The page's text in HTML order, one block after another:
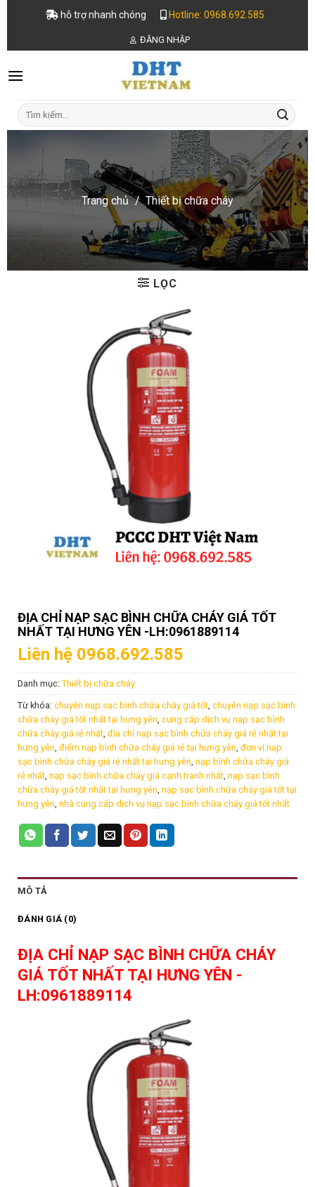
hỗ trợ nhanh chóng Hotline: 0968.692.585
ĐĂNG NHẬP
Tìm
kiếm:
Trang chủ / Thiết bị chữa cháy
LỌC
ĐỊA CHỈ NẠP SẠC BÌNH CHỮA CHÁY GIÁ TỐT
NHẤT TẠI HƯNG YÊN -LH:0961889114
Liên hệ 0968.692.585
Danh mục: Thiết bị chữa cháy
Từ khóa: chuyên nạp sạc bình chữa cháy giá tốt, chuyên nạp sạc bình
chữa cháy giá tốt nhất tại hưng yên, cung cấp dịch vụ nạp sạc bình
chữa cháy giá rẻ nhất, địa chỉ nạp sạc bình chữa cháy giá rẻ nhất tại
hưng yên, điểm nạp bình chữa cháy giá rẻ tại hưng yên, đơn vị nạp
sạc bình chữa cháy giá rẻ nhất tại hưng yên, nạp bình chữa cháy giá
rẻ nhất, nạp sạc bình chữa cháy giá cạnh tranh nhất, nạp sạc bình
chữa cháy giá tốt nhất tại hưng yên, nạp sạc bình chữa cháy giá tốt tại
hưng yên, nhà cung cấp dịch vụ nạp sạc bình chữa cháy giá tốt nhất
MÔ TẢ
ĐÁNH GIÁ (0)
ĐỊA CHỈ NẠP SẠC BÌNH CHỮA CHÁY
GIÁ TỐT NHẤT TẠI HƯNG YÊN -
LH:0961889114